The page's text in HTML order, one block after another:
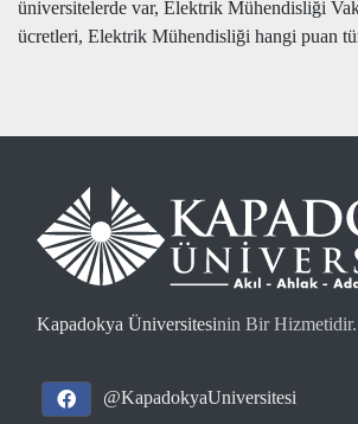
üniversitelerde var, Elektrik Mühendisliği
ücretleri, Elektrik Mühendisliği hangi puan
Kapadokya Üniversitesinin Bir Hizmetidir.
@KapadokyaUniversitesi